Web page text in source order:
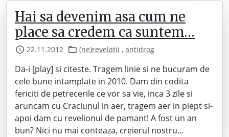
Hai sa devenim asa cum ne
place sa credem ca suntem…
22.11.2012 (ne)revelatii ,antidrog
Da-i [play] si citeste. Tragem linie si ne bucuram de
cele bune intamplate in 2010. Dam din codita
fericiti de petrecerile ce vor sa vie, inca 3 zile si
aruncam cu Craciunul in aer, tragem aer in piept si-
apoi dam cu revelionul de pamant! A fost un an
bun? Nici nu mai conteaza, creierul nostru…